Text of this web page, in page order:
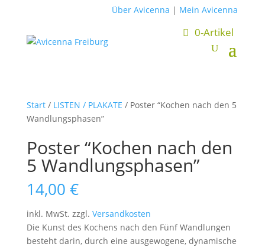
Über Avicenna | Mein Avicenna
0-Artikel
Start/ LISTEN / PLAKATE / Poster “Kochen nach den 5
Wandlungsphasen”
Poster “Kochen nach den
5 Wandlungsphasen”
14,00 €
inkl. MwSt. zzgl. Versandkosten
Die Kunst des Kochens nach den Fünf Wandlungen
besteht darin, durch eine ausgewogene, dynamische